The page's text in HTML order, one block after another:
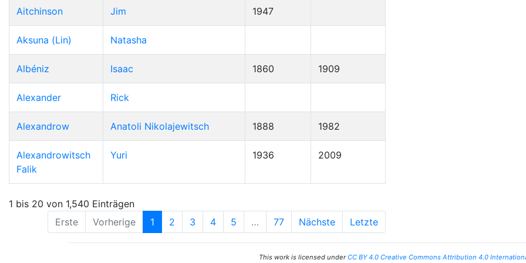
Aitchinson Jim 1947
Aksuna (Lin) Natasha
Albéniz Isaac 1860 1909
Alexander Rick
Alexandrow Anatoli Nikolajewitsch 1888 1982
Alexandrowitsch
Falik
Yuri 1936 2009
1 bis 20 von 1,540 Einträgen
Erste
Vorherige 1 2 3 4 5 … 77 Nächste Letzte
This work is licensed underCC BY 4.0 Creative Commons Attribution 4.0